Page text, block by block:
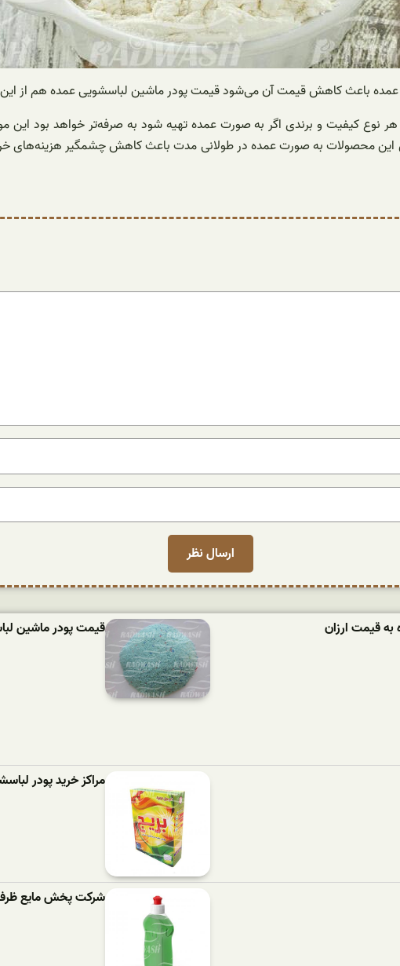
باعث کاهش قیمت آن می‌شود قیمت پودر ماشین لباسشویی عمده هم از
هر نوع کیفیت و برندی اگر به صورت عمده تهیه شود به صرفه‌تر خواهد بود
این محصولات به صورت عمده در طولانی مدت باعث کاهش چشمگیر هزینه‌های
قیمت ارزان قیمت پودر ماشین لباسشویی
مراکز خرید پودر
شرکت پخش مایع